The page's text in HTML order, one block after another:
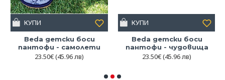
Beda детски боси
пантофи - самолети
23.50€(45.96 лв)
КУПИ
Beda детски боси
пантофи - чудовища
23.50€(45.96 лв)
КУПИ